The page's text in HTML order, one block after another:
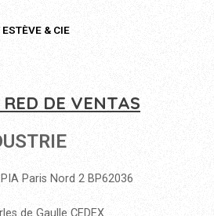
& CIE
DE VENTAS
Paris Nord 2 BP62036
de Gaulle CEDEX